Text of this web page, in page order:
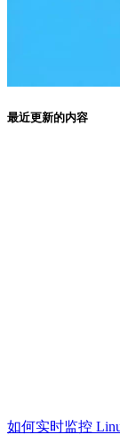
最近更新的内容
如何实时监控